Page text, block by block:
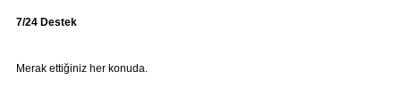
7/24 Destek
Merak ettiğiniz her konuda.